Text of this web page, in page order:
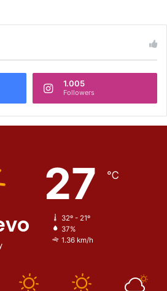
1.005
Followers
27 ℃
32º - 21º
37%
1.36 km/h